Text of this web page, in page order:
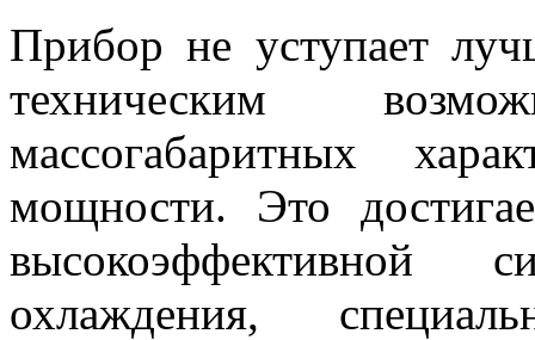
Прибор не уступает
техническим
массогабаритных
мощности. Это
высокоэффективной
охлаждения,